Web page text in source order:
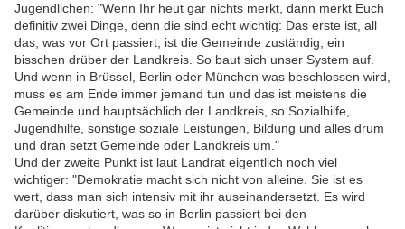
Jugendlichen: "Wenn Ihr heut gar nichts merkt, dann merkt Euch
definitiv zwei Dinge, denn die sind echt wichtig: Das erste ist, all
das, was vor Ort passiert, ist die Gemeinde zuständig, ein
bisschen drüber der Landkreis. So baut sich unser System auf.
Und wenn in Brüssel, Berlin oder München was beschlossen wird,
muss es am Ende immer jemand tun und das ist meistens die
Gemeinde und hauptsächlich der Landkreis, so Sozialhilfe,
Jugendhilfe, sonstige soziale Leistungen, Bildung und alles drum
und dran setzt Gemeinde oder Landkreis um."
Und der zweite Punkt ist laut Landrat eigentlich noch viel
wichtiger: "Demokratie macht sich nicht von alleine. Sie ist es
wert, dass man sich intensiv mit ihr auseinandersetzt. Es wird
darüber diskutiert, was so in Berlin passiert bei den